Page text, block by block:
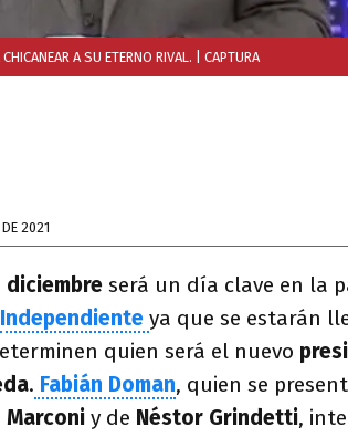
A SU ETERNO RIVAL. | CAPTURA
2021
diciembre será un día clave en la
Independiente ya que se estarán
quien será el nuevo
. Fabián Doman, quien se
Marconi y de Néstor Grindetti,